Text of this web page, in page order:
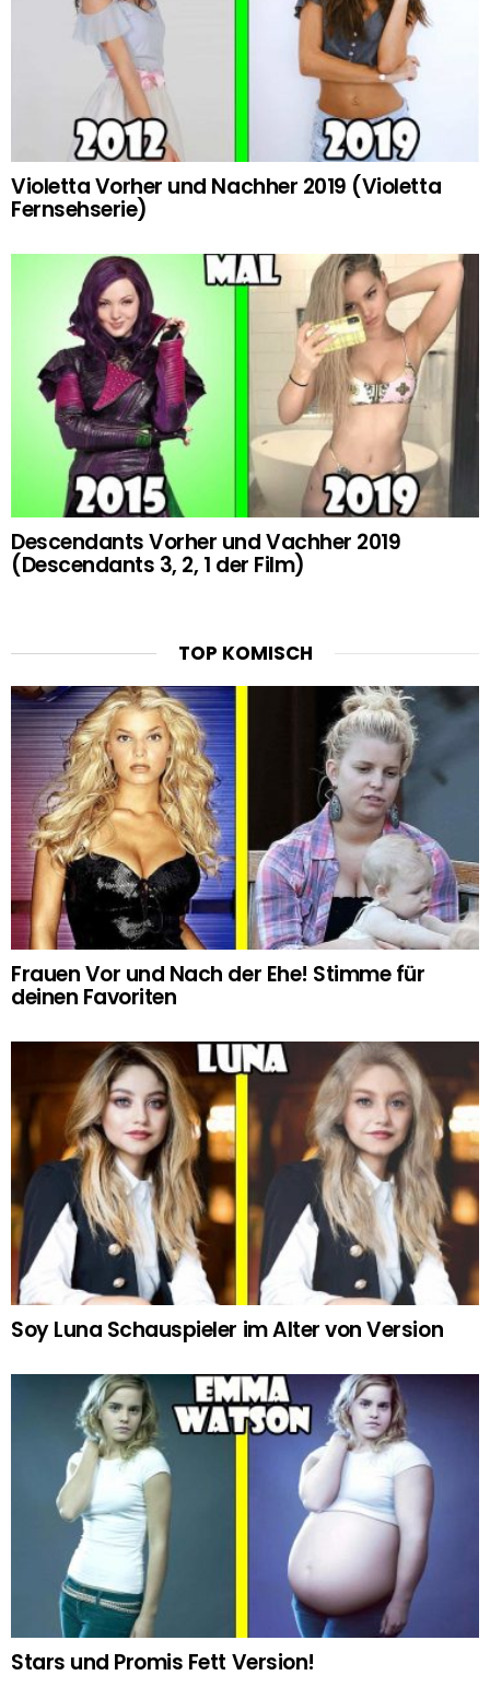
Violetta Vorher und Nachher 2019 (Violetta
Fernsehserie)
Descendants Vorher und Vachher 2019
(Descendants 3, 2, 1 der Film)
TOP KOMISCH
Frauen Vor und Nach der Ehe! Stimme für
deinen Favoriten
Soy Luna Schauspieler im Alter von Version
Stars und Promis Fett Version!